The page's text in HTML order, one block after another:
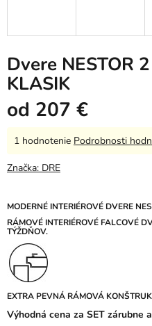
Dvere NESTOR
KLASIK
od 207 €
MODERNÉ INTERIÉROVÉ DVERE
RÁMOVÉ INTERIÉROVÉ FALCOVÉ
TÝŽDŇOV.
EXTRA PEVNÁ RÁMOVÁ
Výhodná cena za SET zárubne
Priemerné
produktu
z
5
hviezdičiek.
1 hodnotenie Podrobnosti
Značka: DRE